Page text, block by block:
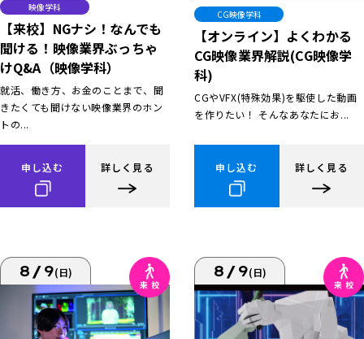
映像学科
【来校】NGナシ！なんでも
聞ける！映像業界ぶっちゃ
けQ&A（映像学科）
就活、働き方、お金のことまで、聞
きたくても聞けない映像業界のホン
トの...
申し込む 詳しく見る
CG映像学科
【オンライン】よくわかる
CG映像業界解説(CG映像学
科)
CGやVFX(特殊効果)を駆使した動画
を作りたい！ そんなあなたにお...
申し込む 詳しく見る
8/9(日) 8/9(日)